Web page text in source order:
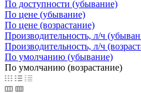
По доступности (убывание)
По цене (убывание)
По цене (возрастание)
Производительность, л/ч
Производительность, л/ч
По умолчанию (убывание)
По умолчанию (возрастание)